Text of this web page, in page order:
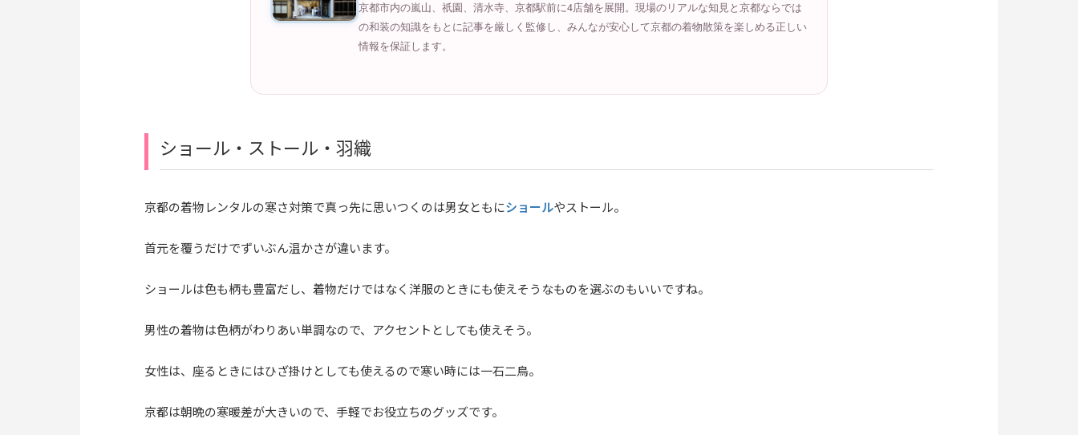
京都市内の嵐山、祇園、清水寺、京都駅前に4店舗を展開。現場のリアルな知見と京都ならでは
の和装の知識をもとに記事を厳しく監修し、みんなが安心して京都の着物散策を楽しめる正しい
情報を保証します。
ショール・ストール・羽織
京都の着物レンタルの寒さ対策で真っ先に思いつくのは男女ともにショールやストール。
首元を覆うだけでずいぶん温かさが違います。
ショールは色も柄も豊富だし、着物だけではなく洋服のときにも使えそうなものを選ぶのもいいですね。
男性の着物は色柄がわりあい単調なので、アクセントとしても使えそう。
女性は、座るときにはひざ掛けとしても使えるので寒い時には一石二鳥。
京都は朝晩の寒暖差が大きいので、手軽でお役立ちのグッズです。